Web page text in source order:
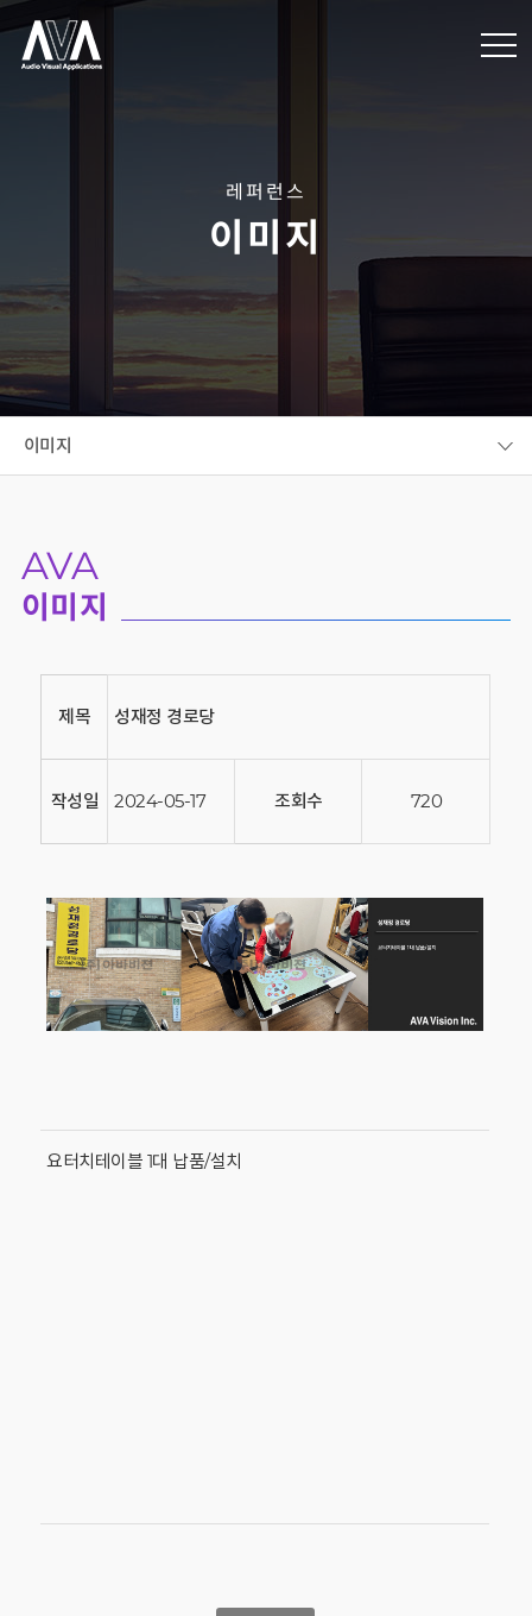
레퍼런스
이미지
이미지
AVA
이미지
제목 성재정 경로당
작성일 2024-05-17 조회수 720
요터치테이블 1대 납품/설치